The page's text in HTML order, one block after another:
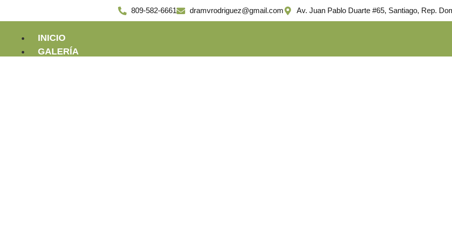
809-582-6661 dramvrodriguez@gmail.com Av. Juan Pablo Duarte #65, Santiago, Rep.
INICIO
GALERÍA